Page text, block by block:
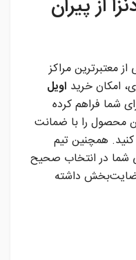
از پیران
معتبرترین مراکز
امکان خرید اویل
شما فراهم کرده
محصول را با ضمانت
همچنین تیم
شما در انتخاب صحیح
داشته